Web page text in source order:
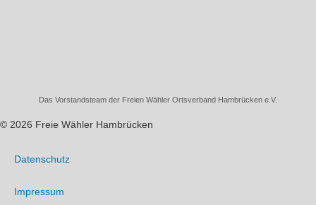
Das Vorstandsteam der Freien Wähler Ortsverband Hambrücken e.V.
© 2026 Freie Wähler Hambrücken
Datenschutz
Impressum